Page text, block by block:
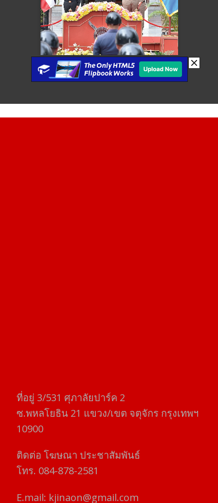
ที่อยู่​ 3/531​ ศุภาลัยปาร์ค​ 2
ซ.พหลโยธิน​ 21​ แขวง/เขต​ จตุจักร​ กรุงเทพฯ
10900
ติดต่อ​ โฆษณา​ ประชาสัมพันธ์
โทร​. 084-878-2581
E.mail: kjinaon@gmail.com